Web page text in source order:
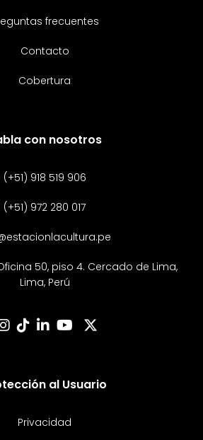
frecuentes
Contacto
Cobertura
con nosotros
(+51) 918 519 906
(+51) 972 280 017
50, piso 4. Cercado de Lima,
Lima, Perú
al Usuario
Privacidad